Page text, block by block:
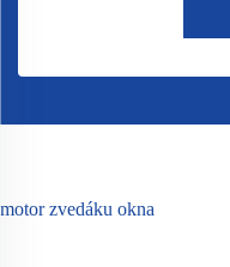
motor zvedáku okna